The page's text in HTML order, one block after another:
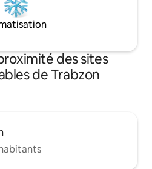
des sites
de Trabzon